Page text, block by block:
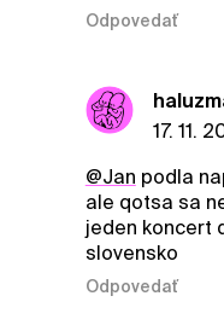
Odpovedať
17. 11.
@Jan podla
ale qotsa sa
jeden koncert
slovensko
Odpovedať